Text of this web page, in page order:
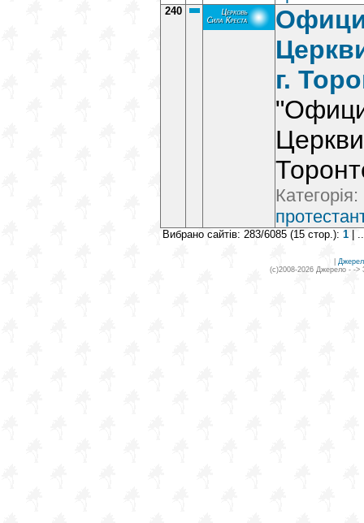
240
г.
Категорія:
Вибрано сайтів: 283/6085 (15 стор.): 1 |
(c)2008-2026 Джерело - ->